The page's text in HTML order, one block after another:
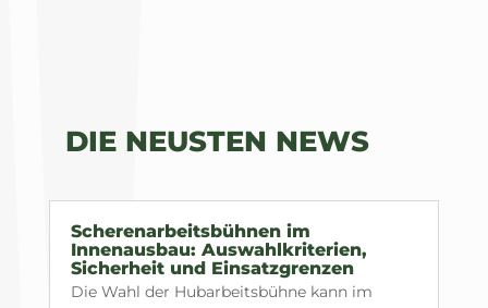
DIE NEUSTEN NEWS
Scherenarbeitsbühnen im
Innenausbau: Auswahlkriterien,
Sicherheit und Einsatzgrenzen
Die Wahl der Hubarbeitsbühne kann im